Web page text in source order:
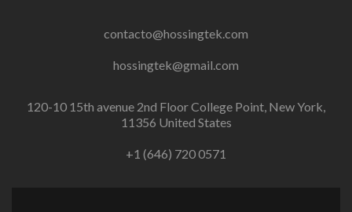
contacto@hossingtek.com
hossingtek@gmail.com
120-10 15th avenue 2nd Floor College Point, New York,
11356 United States
+1 (646) 720 0571